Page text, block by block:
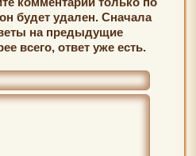
будет удален. Сначала
на предыдущие
всего, ответ уже есть.